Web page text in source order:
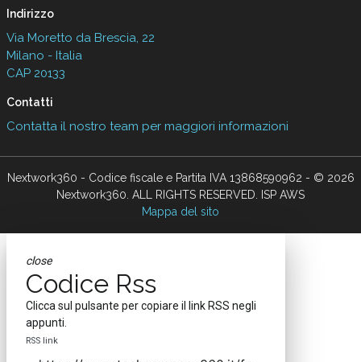
Indirizzo
Via Moretto da Brescia, 22
Milano - Italia
CAP 20133
Contatti
Contatta il nostro team per maggiori informazioni
Nextwork360 - Codice fiscale e Partita IVA 13868590962 - © 2026
Nextwork360. ALL RIGHTS RESERVED. ISP AWS
Mappa del sito
close
Codice Rss
Clicca sul pulsante per copiare il link RSS negli
appunti.
RSS link